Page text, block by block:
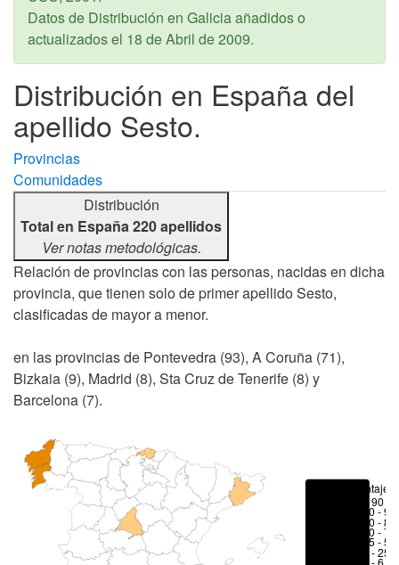
Datos de Distribución en Galicia añadidos o
actualizados el 18 de Abril de 2009.
Distribución en España del
apellido Sesto.
Provincias
Comunidades
Distribución
Total en España 220 apellidos
Ver notas metodológicas.
Relación de provincias con las personas, nacidas en dicha
provincia, que tienen solo de primer apellido Sesto,
clasificadas de mayor a menor.
en las provincias de Pontevedra (93), A Coruña (71),
Bizkaia (9), Madrid (8), Sta Cruz de Tenerife (8) y
Barcelona (7).
Porcentajes
> 90 %
80 -
70 -
50 -
25 -
6 - 25
1 - 6 %